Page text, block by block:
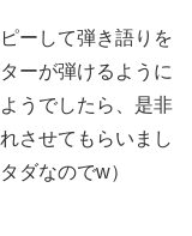
ーして弾き語りを
ーが弾けるように
うでしたら、是非
させてもらいまし
ダなのでw）